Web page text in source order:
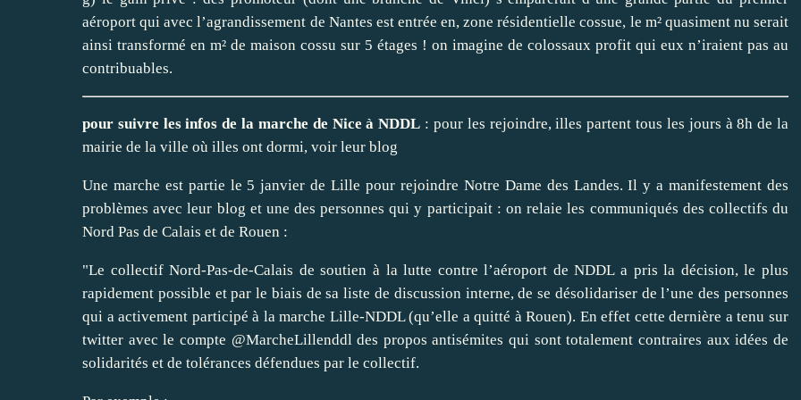
aéroport qui avec l’agrandissement de Nantes est entrée en, zone résidentielle cossue, le m² quasiment nu serait
ainsi transformé en m² de maison cossu sur 5 étages ! on imagine de colossaux profit qui eux n’iraient pas au
contribuables.
pour suivre les infos de la marche de Nice à NDDL : pour les rejoindre, illes partent tous les jours à 8h de la
mairie de la ville où illes ont dormi, voir leur blog
Une marche est partie le 5 janvier de Lille pour rejoindre Notre Dame des Landes. Il y a manifestement des
problèmes avec leur blog et une des personnes qui y participait : on relaie les communiqués des collectifs du
Nord Pas de Calais et de Rouen :
"Le collectif Nord-Pas-de-Calais de soutien à la lutte contre l’aéroport de NDDL a pris la décision, le plus
rapidement possible et par le biais de sa liste de discussion interne, de se désolidariser de l’une des personnes
qui a activement participé à la marche Lille-NDDL (qu’elle a quitté à Rouen). En effet cette dernière a tenu sur
twitter avec le compte @MarcheLillenddl des propos antisémites qui sont totalement contraires aux idées de
solidarités et de tolérances défendues par le collectif.